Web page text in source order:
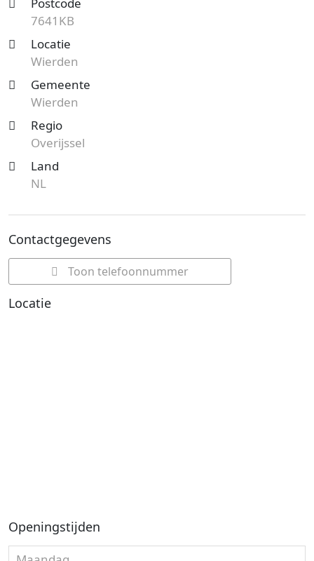
7641KB
Locatie
Wierden
Gemeente
Wierden
Regio
Overijssel
Land
NL
Contactgegevens
Toon telefoonnummer
Locatie
Openingstijden